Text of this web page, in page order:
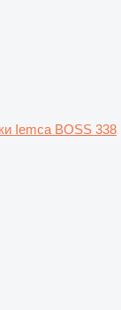
Iemca BOSS 338